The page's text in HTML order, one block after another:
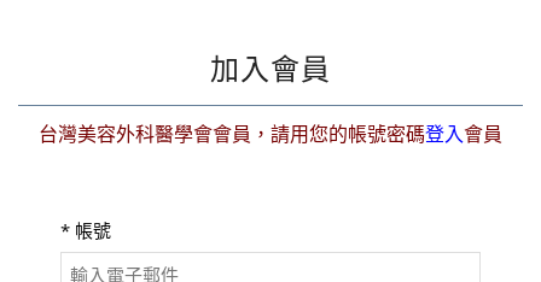
加入會員
台灣美容外科醫學會會員，請用您的帳號密碼登入會員
* 帳號